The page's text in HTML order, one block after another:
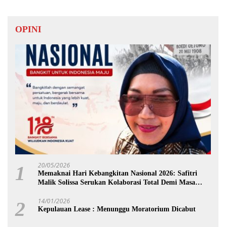
OPINI
1 20/05/2026
Memaknai Hari Kebangkitan Nasional 2026: Safitri
Malik Solissa Serukan Kolaborasi Total Demi Masa
2 14/01/2026
Kepulauan Lease : Menunggu Moratorium Dicabut